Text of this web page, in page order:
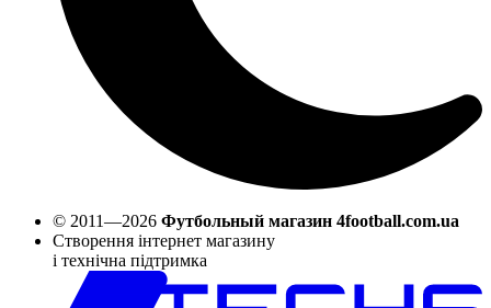
© 2011—2026 Футбольный магазин 4football.com.ua
Створення інтернет магазину
і технічна підтримка